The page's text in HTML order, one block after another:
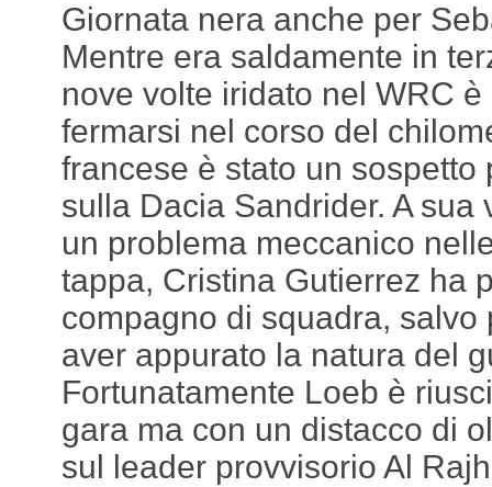
Giornata nera anche per
Mentre era saldamente in
nove volte iridato nel WRC
fermarsi nel corso del
francese è stato un sospetto
sulla Dacia Sandrider. A sua
un problema meccanico
tappa, Cristina Gutierrez ha
compagno di squadra, salvo
aver appurato la natura del
Fortunatamente Loeb è
gara ma con un distacco di
sul leader provvisorio Al